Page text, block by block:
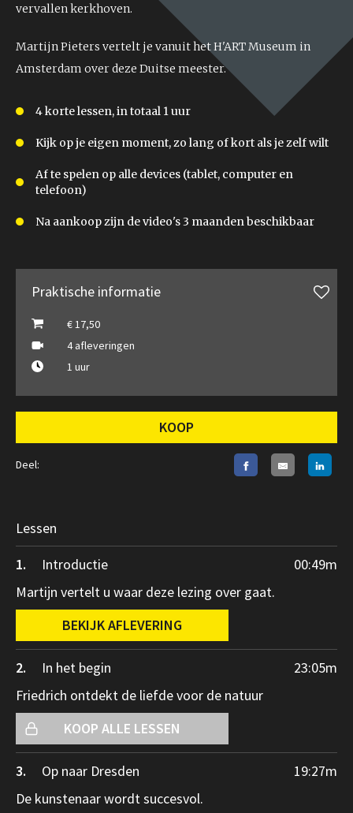
vervallen kerkhoven.
Martijn Pieters vertelt je vanuit het H'ART Museum in
Amsterdam over deze Duitse meester.
4 korte lessen, in totaal 1 uur
Kijk op je eigen moment, zo lang of kort als je zelf wilt
Af te spelen op alle devices (tablet, computer en
telefoon)
Na aankoop zijn de video's 3 maanden beschikbaar
Praktische informatie
€ 17,50
4 afleveringen
1 uur
KOOP
Deel:
Lessen
1.
Introductie 00:49m
Martijn vertelt u waar deze lezing over gaat.
BEKIJK AFLEVERING
2. In het begin 23:05m
Friedrich ontdekt de liefde voor de natuur
KOOP ALLE LESSEN
3. Op naar Dresden 19:27m
De kunstenaar wordt succesvol.